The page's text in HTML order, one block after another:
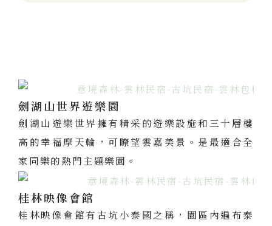
劍湖山世界遊樂園
劍湖山遊樂世界擁有精采的遊樂設施和三十層樓
高的幸福摩天輪，可瞭望雲嘉美景。是最適合全
家同樂的熱門主題樂園。
桂林映像會館
桂林映像會館有古坑小泰國之稱，園區內遍布泰